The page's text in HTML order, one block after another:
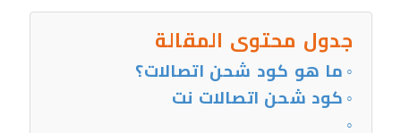
جدول محتوى المقالة
ما هو كود شحن اتصالات؟
كود شحن اتصالات نت